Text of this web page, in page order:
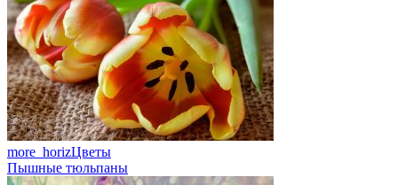
more_horizЦветы
Пышные тюльпаны